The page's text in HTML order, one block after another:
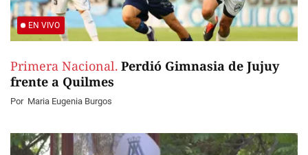
EN VIVO
Primera Nacional. Perdió Gimnasia de Jujuy
frente a Quilmes
Por Maria Eugenia Burgos